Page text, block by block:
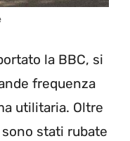
la BBC, si
frequenza
utilitaria. Oltre
stati rubate